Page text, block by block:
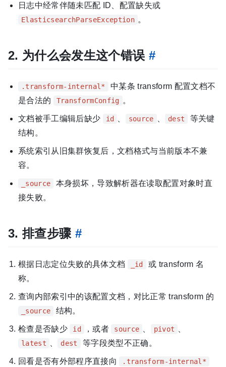
日志中经常伴随未匹配 ID、配置缺失或
ElasticsearchParseException 。
2. 为什么会发生这个错误 #
.transform-internal*
中某条 transform 配置文档不
是合法的
TransformConfig 。
文档被手工编辑后缺少 id 、 source 、 dest
等关键
结构。
系统索引从旧集群恢复后，文档格式与当前版本不兼
容。
_source
本身损坏，导致解析器在读取配置对象时直
接失败。
3. 排查步骤 #
根据日志定位失败的具体文档 _id
或 transform 名
称。
查询内部索引中的该配置文档，对比正常 transform 的
_source 结构。
检查是否缺少 id ，或者 source 、 pivot 、
latest 、 dest 等字段类型不正确。
回看是否有外部程序直接向 .transform-internal*